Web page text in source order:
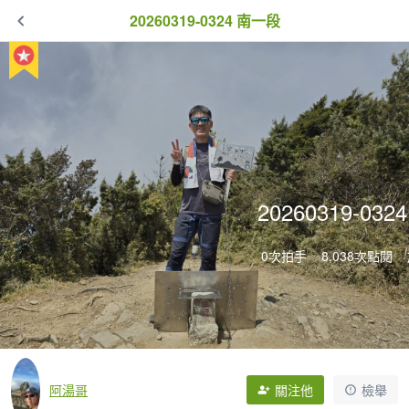
20260319-0324 南一段
20260319-
0次拍手 8,038次點閱
阿湯哥 關注他 檢舉